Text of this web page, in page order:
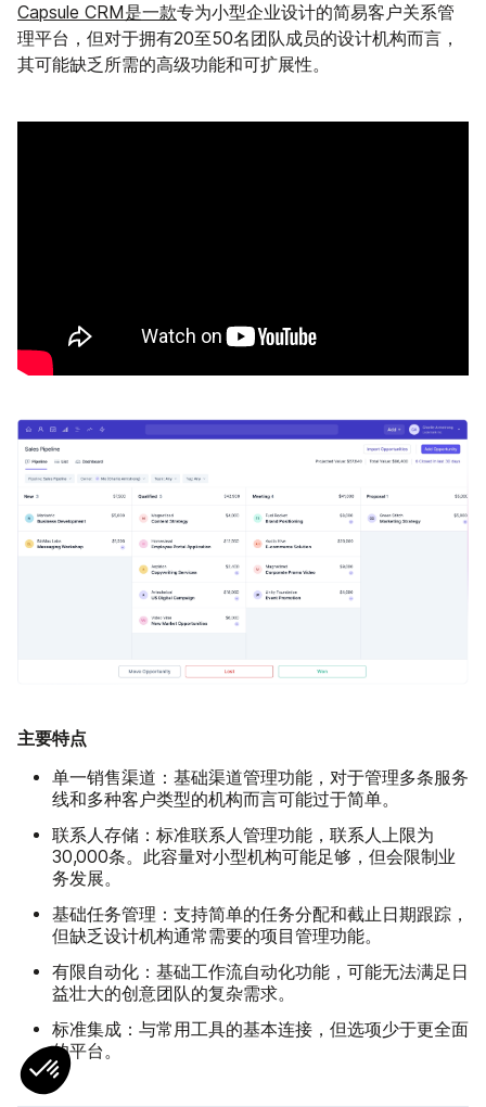
Capsule CRM是一款专为小型企业设计的简易客户关系管
理平台，但对于拥有20至50名团队成员的设计机构而言，
其可能缺乏所需的高级功能和可扩展性。
主要特点
单一销售渠道： 基础渠道管理功能，对于管理多条服务
线和多种客户类型的机构而言可能过于简单。
联系人存储： 标准联系人管理功能，联系人上限为
30,000条。此容量对小型机构可能足够，但会限制业
务发展。
基础任务管理： 支持简单的任务分配和截止日期跟踪，
但缺乏设计机构通常需要的项目管理功能。
有限自动化： 基础工作流自动化功能，可能无法满足日
益壮大的创意团队的复杂需求。
标准集成： 与常用工具的基本连接，但选项少于更全面
的平台。